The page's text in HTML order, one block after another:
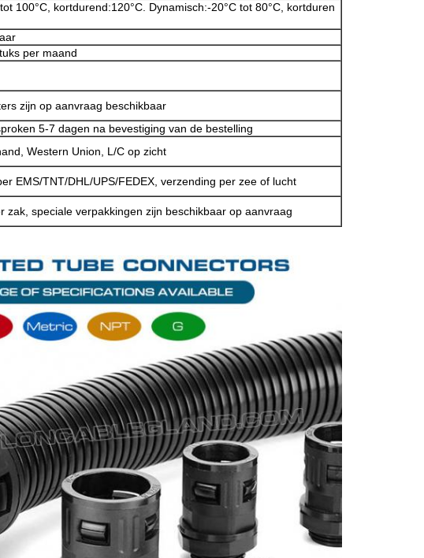
100°C, kortdurend:120°C. Dynamisch:-20°C tot 80°C, kortduren
per maand
zijn op aanvraag beschikbaar
5-7 dagen na bevestiging van de bestelling
Western Union, L/C op zicht
EMS/TNT/DHL/UPS/FEDEX, verzending per zee of lucht
zak, speciale verpakkingen zijn beschikbaar op aanvraag